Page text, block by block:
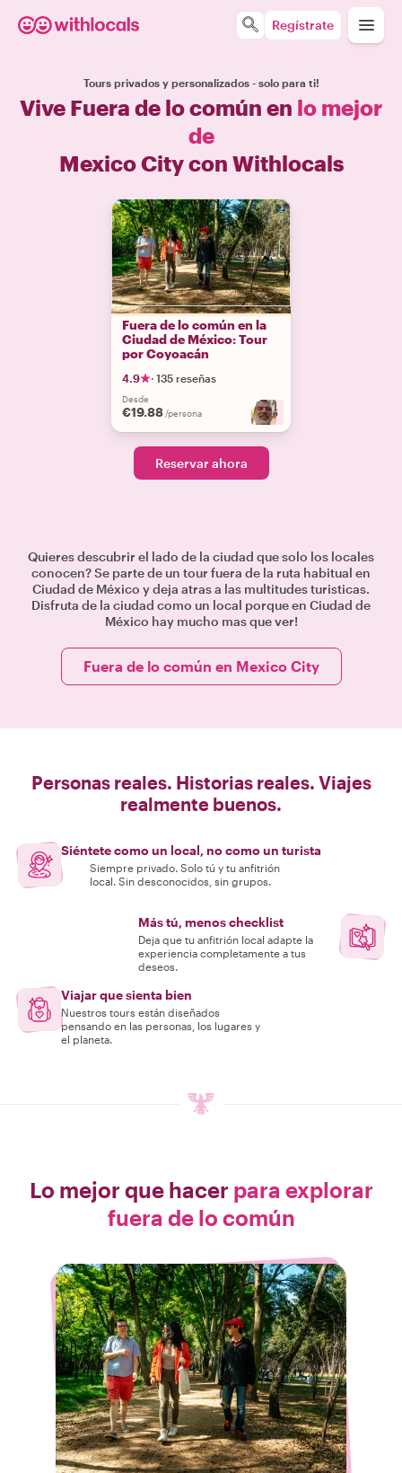
Regístrate
Tours privados y personalizados - solo para ti!
Vive Fuera de lo común en lo mejor
de
Mexico City con Withlocals
Fuera de lo común en la
Ciudad de México: Tour
por Coyoacán
4.9 · 135 reseñas
Desde
€19.88 /persona +6
Reservar ahora
Quieres descubrir el lado de la ciudad que solo los locales
conocen? Se parte de un tour fuera de la ruta habitual en
Ciudad de México y deja atras a las multitudes turisticas.
Disfruta de la ciudad como un local porque en Ciudad de
México hay mucho mas que ver!
Fuera de lo común en Mexico City
Personas reales. Historias reales. Viajes
realmente buenos.
Siéntete como un local, no como un turista
Siempre privado. Solo tú y tu anfitrión
local. Sin desconocidos, sin grupos.
Más tú, menos checklist
Deja que tu anfitrión local adapte la
experiencia completamente a tus
deseos.
Viajar que sienta bien
Nuestros tours están diseñados
pensando en las personas, los lugares y
el planeta.
Lo mejor que hacer para explorar
fuera de lo común